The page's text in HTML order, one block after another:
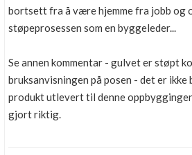
bortsett fra å være hjemme fra jobb og
støpeprosessen som en byggeleder...
Se annen kommentar - gulvet er støpt
bruksanvisningen på posen - det er
produkt utlevert til denne
gjort riktig.